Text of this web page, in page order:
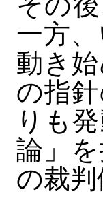
一方
動き
の指
りも
論」
の裁